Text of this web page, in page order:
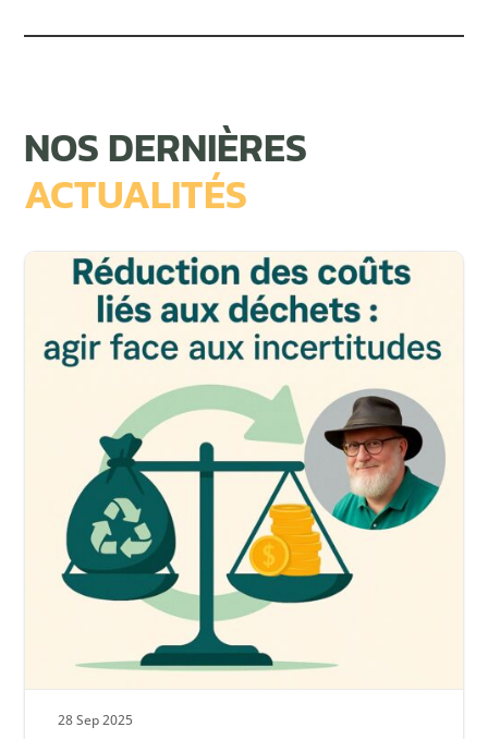
NOS DERNIÈRES
ACTUALITÉS
28 Sep 2025